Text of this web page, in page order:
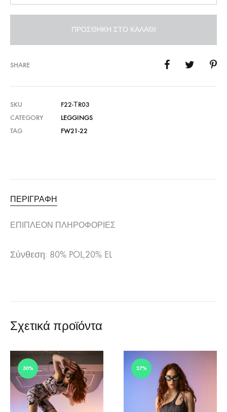
ΠΡΟΣΘΉΚΗ ΣΤΟ ΚΑΛΆΘΙ
SHARE
SKU
F22-ΤR03
CATEGORY
LEGGINGS
TAG
FW21-22
ΠΕΡΙΓΡΑΦΉ
ΕΠΙΠΛΈΟΝ ΠΛΗΡΟΦΟΡΊΕΣ
Σύνθεση: 80% POL,20% EL
Σχετικά προϊόντα
30% 27%